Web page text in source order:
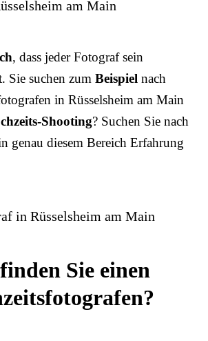
, dass jeder Fotograf sein
Sie suchen zum Beispiel nach
in Rüsselsheim am Main
Shooting? Suchen Sie nach
genau diesem Bereich Erfahrung
Sie einen